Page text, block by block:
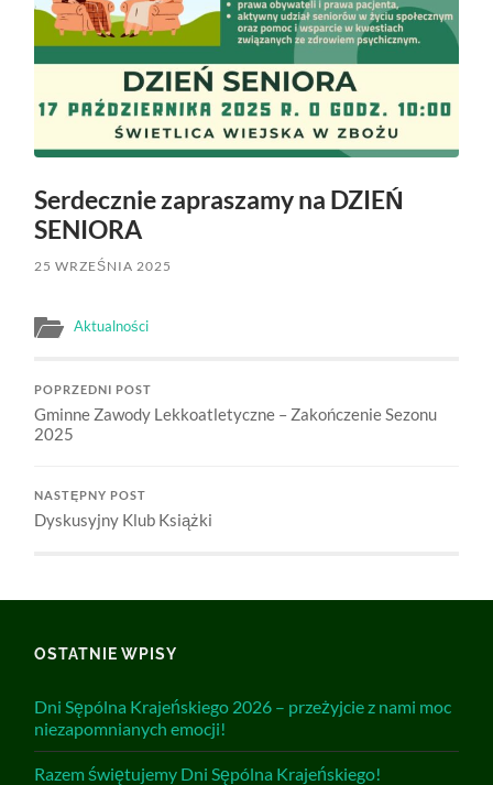
Serdecznie zapraszamy na DZIEŃ
SENIORA
25 WRZEŚNIA 2025
Aktualności
POPRZEDNI POST
Gminne Zawody Lekkoatletyczne – Zakończenie Sezonu
2025
NASTĘPNY POST
Dyskusyjny Klub Książki
OSTATNIE WPISY
Dni Sępólna Krajeńskiego 2026 – przeżyjcie z nami moc
niezapomnianych emocji!
Razem świętujemy Dni Sępólna Krajeńskiego!